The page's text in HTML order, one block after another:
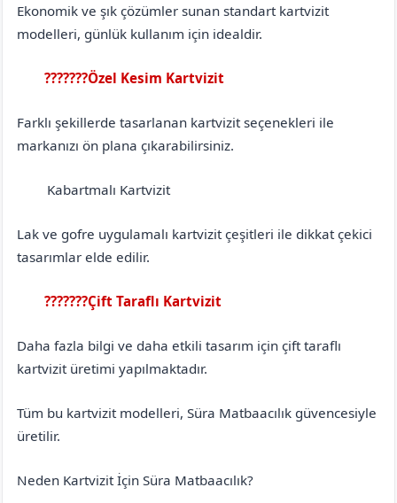
Ekonomik ve şık çözümler sunan standart kartvizit
modelleri, günlük kullanım için idealdir.
???????Özel Kesim Kartvizit
Farklı şekillerde tasarlanan kartvizit seçenekleri ile
markanızı ön plana çıkarabilirsiniz.
Kabartmalı Kartvizit
Lak ve gofre uygulamalı kartvizit çeşitleri ile dikkat çekici
tasarımlar elde edilir.
???????Çift Taraflı Kartvizit
Daha fazla bilgi ve daha etkili tasarım için çift taraflı
kartvizit üretimi yapılmaktadır.
Tüm bu kartvizit modelleri, Süra Matbaacılık güvencesiyle
üretilir.
Neden Kartvizit İçin Süra Matbaacılık?